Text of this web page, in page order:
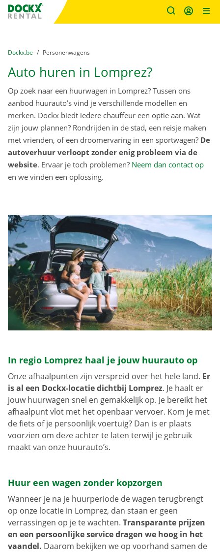
Fratello DEMO
U bevindt zich hier:
van
Dockx.be naar
Personenwagens
Auto huren in Lomprez?
Op zoek naar een huurwagen in Lomprez? Tussen ons
aanbod huurauto’s vind je verschillende modellen en
merken. Dockx biedt iedere chauffeur een optie aan. Wat
zijn jouw plannen? Rondrijden in de stad, een reisje maken
met vrienden, of een droomervaring in een sportwagen? De
autoverhuur verloopt zonder enig probleem via de
website. Ervaar je toch problemen? Neem dan contact op
en we vinden een oplossing.
In regio Lomprez haal je jouw huurauto op
Onze afhaalpunten zijn verspreid over het hele land. Er
is al een Dockx-locatie dichtbij Lomprez. Je haalt er
jouw huurwagen snel en gemakkelijk op. Je bereikt het
afhaalpunt vlot met het openbaar vervoer. Kom je met
de fiets of je persoonlijk voertuig? Dan is er plaats
voorzien om deze achter te laten terwijl je gebruik
maakt van onze huurauto’s.
Huur een wagen zonder kopzorgen
Wanneer je na je huurperiode de wagen terugbrengt
op onze locatie in Lomprez, dan staan er geen
verrassingen op je te wachten. Transparante prijzen
en een persoonlijke service dragen we hoog in het
vaandel. Daarom bekijken we op voorhand samen de